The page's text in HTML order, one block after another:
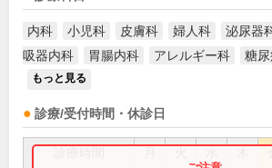
内科 小児科 皮膚科 婦人科 泌尿器
吸器内科
胃腸内科 アレルギー科 糖
もっと見る
診療/受付時間・休診日